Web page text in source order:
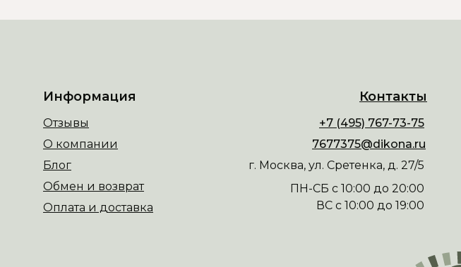
Информация Контакты
Отзывы +7 (495) 767-73-75
Блог г. Москва, ул. Сретенка, д. 27/5
О компании 7677375@dikona.ru
Обмен и возврат
ПН-СБ с 10:00 до 20:00
ВС с 10:00 до 19:00
Оплата и доставка